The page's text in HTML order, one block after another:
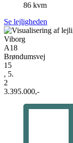
86 kvm
Se lejligheden
Viborg
A18
Brøndumsvej
15
, 5.
2
3.395.000,-